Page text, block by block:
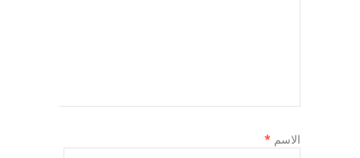
الاسم *